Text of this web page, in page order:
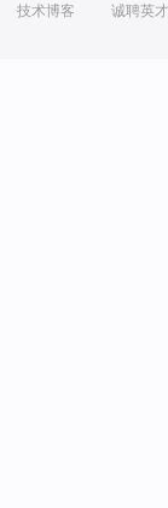
技术博客 诚聘英才